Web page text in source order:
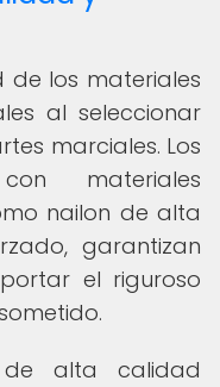
los materiales
al seleccionar
marciales. Los
materiales
nailon de alta
garantizan
el riguroso
de alta calidad